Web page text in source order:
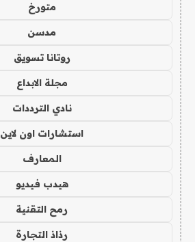
متورخ
مدسن
روتانا تسويق
مجلة الابداع
نادي الترددات
استشارات اون لاين
المعارف
هيدب فيديو
رمح التقنية
رذاذ التجارة